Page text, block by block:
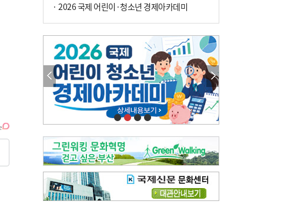
· 2026 국제 어린이·청소년 경제아카데미